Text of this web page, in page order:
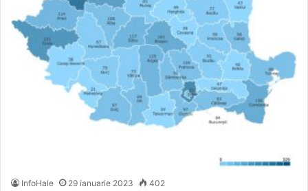
InfoHale 29 ianuarie 2023 402